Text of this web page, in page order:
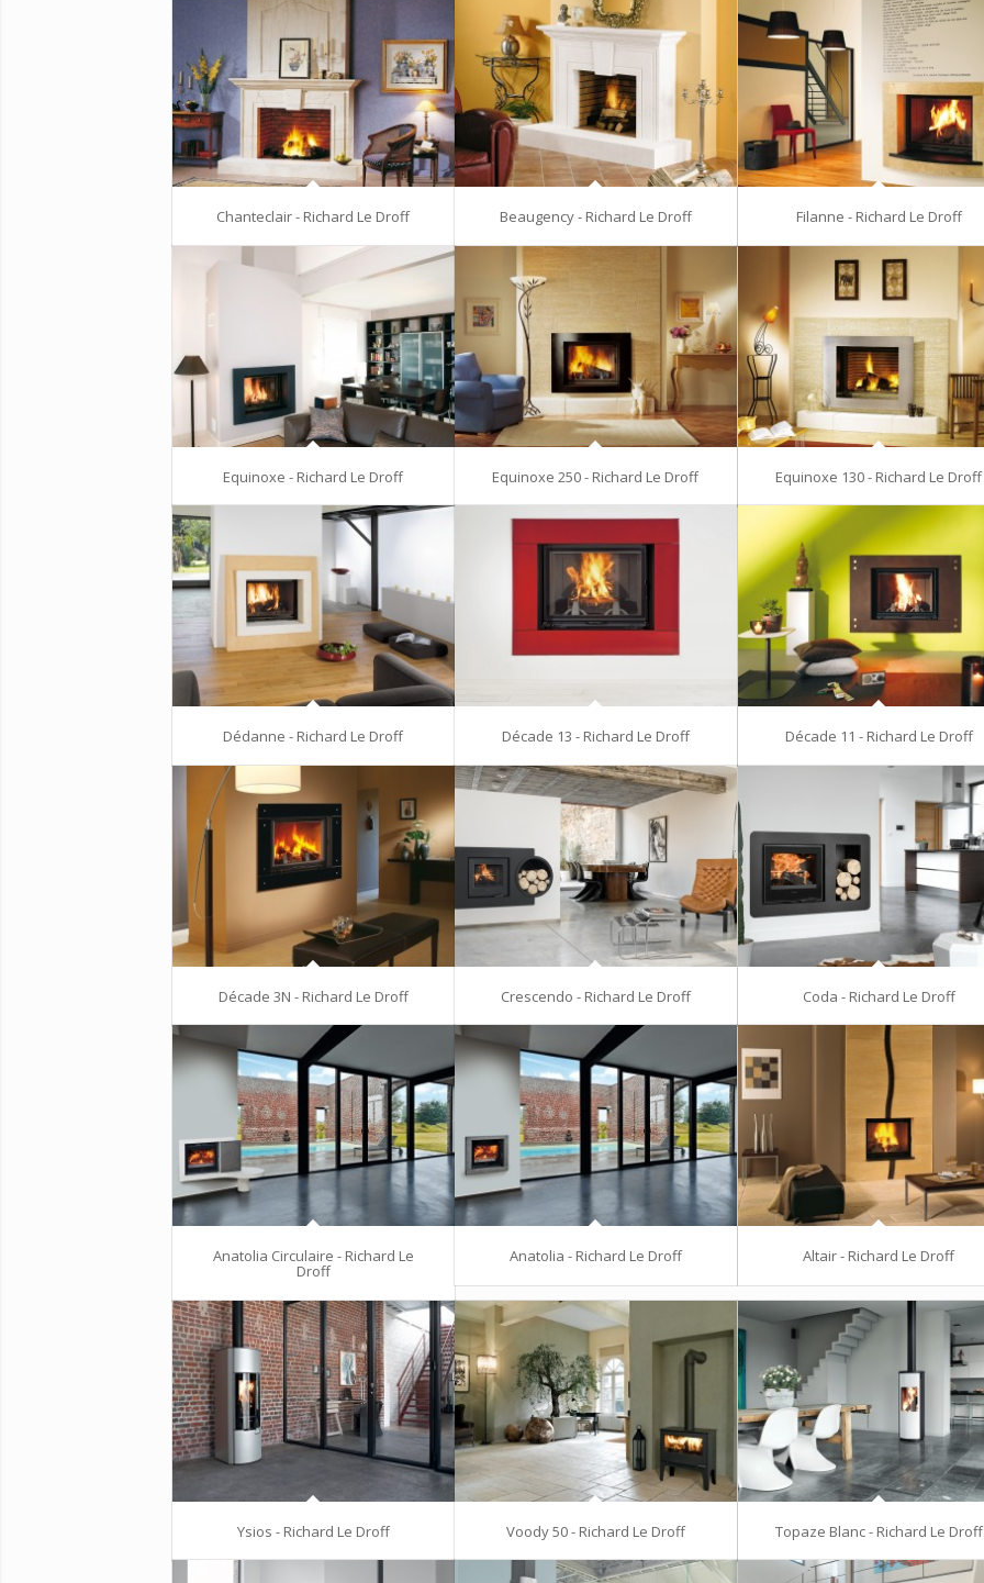
Chanteclair - Richard Le Droff Beaugency - Richard Le Droff Filanne - Richard Le Droff
Equinoxe - Richard Le Droff Equinoxe 250 - Richard Le Droff Equinoxe 130 - Richard Le Droff
Dédanne - Richard Le Droff Décade 13 - Richard Le Droff Décade 11 - Richard Le Droff
Décade 3N - Richard Le Droff Crescendo - Richard Le Droff Coda - Richard Le Droff
Anatolia Circulaire - Richard Le
Droff
Anatolia - Richard Le Droff Altair - Richard Le Droff
Ysios - Richard Le Droff Voody 50 - Richard Le Droff Topaze Blanc - Richard Le Droff